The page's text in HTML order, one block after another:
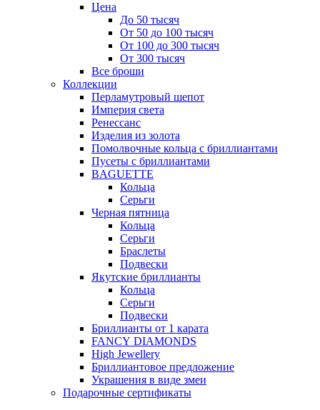
Цена
До 50 тысяч
От 50 до 100 тысяч
От 100 до 300 тысяч
От 300 тысяч
Все броши
Коллекции
Перламутровый шепот
Империя света
Ренессанс
Изделия из золота
Помолвочные кольца с бриллиантами
Пусеты с бриллиантами
BAGUETTE
Кольца
Серьги
Черная пятница
Кольца
Серьги
Браслеты
Подвески
Якутские бриллианты
Кольца
Серьги
Подвески
Бриллианты от 1 карата
FANCY DIAMONDS
High Jewellery
Бриллиантовое предложение
Украшения в виде змеи
Подарочные сертификаты